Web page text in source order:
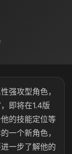
强攻型角色，
即将在1.4版
的技能定位等
一个新角色，
一步了解他的